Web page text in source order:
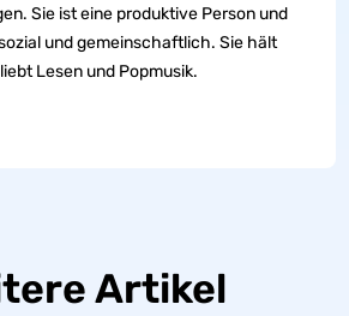
Sie ist eine produktive Person und
und gemeinschaftlich. Sie hält
Lesen und Popmusik.
Artikel